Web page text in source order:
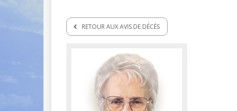
RETOUR AUX AVIS DE DÉCÈS